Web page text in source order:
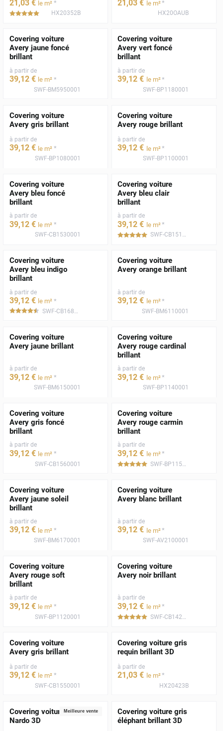
21 ,03 € le m² *
*****HX20352B
21 ,03 € le m²*
HX20OAUB
Covering voiture
Avery jaune foncé
brillant
à partir de
39,12 € le m² *
SWF-BM5950001
Covering voiture
Avery vert foncé
brillant
à partir de
39,12 € le m²*
SWF-BP1180001
Covering voiture
Avery gris brillant
à partir de
39,12 € le m² *
SWF-BP1080001
Covering voiture
Avery rouge brillant
à partir de
39,12 € le m²*
SWF-BP1100001
Covering voiture
Avery bleu foncé
brillant
à partir de
39,12 € le m² *
SWF-CB1530001
Covering voiture
Avery bleu clair
brillant
à partir de
39,12 € le m²*
***** SWF-CB1510001
Covering voiture
Avery bleu indigo
brillant
à partir de
39,12 € le m² *
***** SWF-CB1680001
Covering voiture
Avery orange brillant
à partir de
39,12 € le m²*
SWF-BM6110001
Covering voiture
Avery jaune brillant
à partir de
39,12 € le m² *
SWF-BM6150001
Covering voiture
Avery rouge cardinal
brillant
à partir de
39,12 € le m²*
SWF-BP1140001
Covering voiture
Avery gris foncé
brillant
à partir de
39,12 € le m² *
SWF-CB1560001
Covering voiture
Avery rouge carmin
brillant
à partir de
39,12 € le m²*
*****
Covering voiture
Avery jaune soleil
brillant
à partir de
39,12 € le m² *
SWF-BM6170001
Covering voiture
Avery blanc brillant
à partir de
39,12 € le m²*
SWF-AV2100001
Covering voiture
Avery rouge soft
brillant
à partir de
39,12 € le m² *
SWF-BP1120001
Covering voiture
Avery noir brillant
à partir de
39,12 € le m²*
*****
Covering voiture
Avery gris brillant
à partir de
39,12 € le m² *
SWF-CB1550001
Covering voiture gris
requin brillant 3D
à partir de
21,03 € le m²*
HX20423B
Meilleure vente
Covering voiture gris
Nardo 3D
Covering voiture gris
éléphant brillant 3D